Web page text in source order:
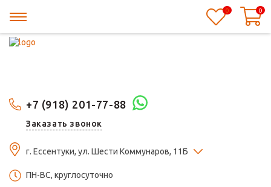
+7 (918) 201-77-88
Заказать звонок
г. Ессентуки, ул. Шести Коммунаров, 11Б
ПН-ВС, круглосуточно
0 0